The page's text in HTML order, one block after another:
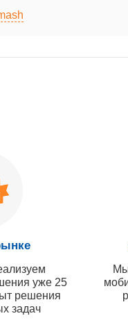
уже 25
решения
задач